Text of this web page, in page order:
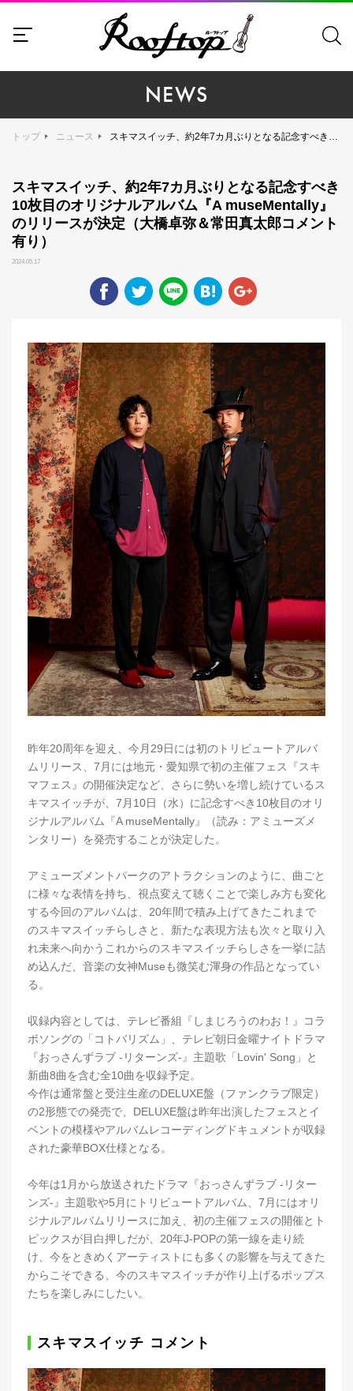
NEWS
トップ ニュース スキマスイッチ、約2年7カ月ぶりとなる記念すべき10枚目のオリジナルアルバム『A museMentally』のリリースが決定（大橋卓弥＆常田真太郎コメント有り）
スキマスイッチ、約2年7カ月ぶりとなる記念すべき
10枚目のオリジナルアルバム『A museMentally』
のリリースが決定（大橋卓弥＆常田真太郎コメント
有り）
2024.05.17
昨年20周年を迎え、今月29日には初のトリビュートアルバ
ムリリース、7月には地元・愛知県で初の主催フェス『スキ
マフェス』の開催決定など、さらに勢いを増し続けているス
キマスイッチが、7月10日（水）に記念すべき10枚目のオリ
ジナルアルバム『A museMentally』（読み：アミューズメ
ンタリー）を発売することが決定した。
アミューズメントパークのアトラクションのように、曲ごと
に様々な表情を持ち、視点変えて聴くことで楽しみ方も変化
する今回のアルバムは、20年間で積み上げてきたこれまで
のスキマスイッチらしさと、新たな表現方法も次々と取り入
れ未来へ向かうこれからのスキマスイッチらしさを一挙に詰
め込んだ、音楽の女神Museも微笑む渾身の作品となってい
る。
収録内容としては、テレビ番組『しまじろうのわお！』コラ
ボソングの「コトバリズム」、テレビ朝日金曜ナイトドラマ
『おっさんずラブ -リターンズ-』主題歌「Lovin' Song」と
新曲8曲を含む全10曲を収録予定。
今作は通常盤と受注生産のDELUXE盤（ファンクラブ限定）
の2形態での発売で、DELUXE盤は昨年出演したフェスとイ
ベントの模様やアルバムレコーディングドキュメントが収録
された豪華BOX仕様となる。
今年は1月から放送されたドラマ『おっさんずラブ -リター
ンズ-』主題歌や5月にトリビュートアルバム、7月にはオリ
ジナルアルバムリリースに加え、初の主催フェスの開催とト
ピックスが目白押しだが、20年J-POPの第一線を走り続
け、今をときめくアーティストにも多くの影響を与えてきた
からこそできる、今のスキマスイッチが作り上げるポップス
たちを楽しみにしたい。
スキマスイッチ コメント